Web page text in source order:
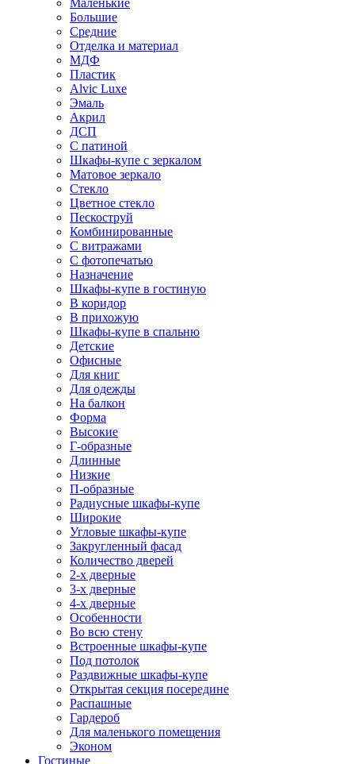
Маленькие
Большие
Средние
Отделка и материал
МДФ
Пластик
Alvic Luxe
Эмаль
Акрил
ДСП
С патиной
Шкафы-купе с зеркалом
Матовое зеркало
Стекло
Цветное стекло
Пескоструй
Комбинированные
С витражами
С фотопечатью
Назначение
Шкафы-купе в гостиную
В коридор
В прихожую
Шкафы-купе в спальню
Детские
Офисные
Для книг
Для одежды
На балкон
Форма
Высокие
Г-образные
Длинные
Низкие
П-образные
Радиусные шкафы-купе
Широкие
Угловые шкафы-купе
Закругленный фасад
Количество дверей
2-х дверные
3-х дверные
4-х дверные
Особенности
Во всю стену
Встроенные шкафы-купе
Под потолок
Раздвижные шкафы-купе
Открытая секция посередине
Распашные
Гардероб
Для маленького помещения
Эконом
Гостиные